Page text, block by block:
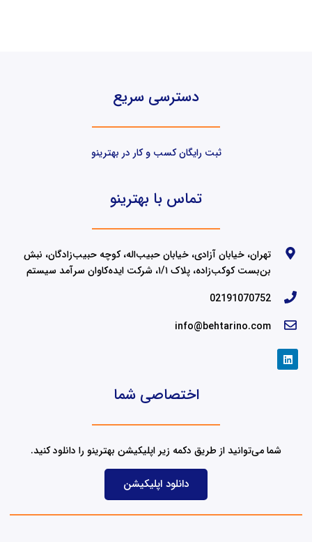
دسترسی سریع
ثبت رایگان کسب و کار در بهترینو
تماس با بهترینو
تهران، خیابان آزادی، خیابان حبیب‌اله، کوچه حبیب‌زادگان، نبش
بن‌بست کوکب‌زاده، پلاک ۱/۱، شرکت ایده‌کاوان سرآمد سیستم
02191070752
info@behtarino.com
L
i
n
اختصاصی شما
شما می‌توانید از طریق دکمه زیر اپلیکیشن بهترینو را دانلود کنید.
دانلود اپلیکیشن